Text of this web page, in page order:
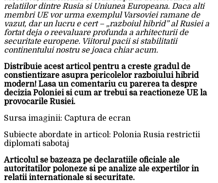
relatiilor dintre Rusia si Uniunea Europeana. Daca alti
membri UE vor urma exemplul Varsoviei ramane de
vazut, dar un lucru e cert – „razboiul hibrid” al Rusiei a
fortat deja o reevaluare profunda a arhitecturii de
securitate europene. Viitorul pacii si stabilitatii
continentului nostru se joaca chiar acum.
Distribuie acest articol pentru a creste gradul de
constientizare asupra pericolelor razboiului hibrid
modern! Lasa un comentariu cu parerea ta despre
decizia Poloniei si cum ar trebui sa reactioneze UE la
provocarile Rusiei.
Sursa imaginii: Captura de ecran
Subiecte abordate in articol: Polonia Rusia restrictii
diplomati sabotaj
Articolul se bazeaza pe declaratiile oficiale ale
autoritatilor poloneze si pe analize ale expertilor in
relatii internationale si securitate.